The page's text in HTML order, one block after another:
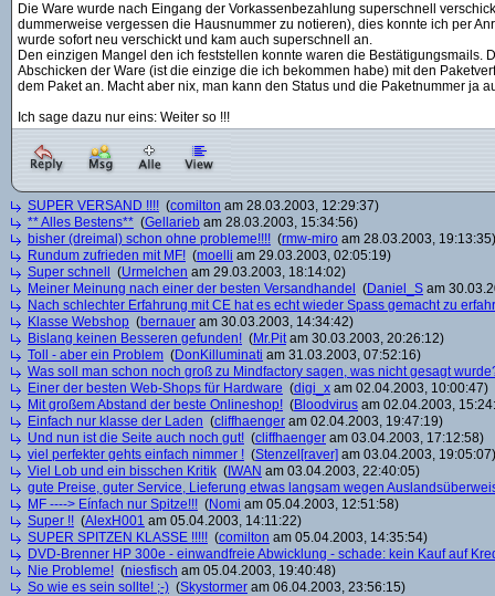
Die Ware wurde nach Eingang der Vorkassenbezahlung superschnell
dummerweise vergessen die Hausnummer zu notieren), dies konnte ich per
wurde sofort neu verschickt und kam auch superschnell an.
Den einzigen Mangel den ich feststellen konnte waren die Bestätigungsmails.
Abschicken der Ware (ist die einzige die ich bekommen habe) mit den
dem Paket an. Macht aber nix, man kann den Status und die Paketnummer ja
Ich sage dazu nur eins: Weiter so !!!
SUPER VERSAND !!!! (comilton am 28.03.2003, 12:29:37)
** Alles Bestens** (Gellarieb am 28.03.2003, 15:34:56)
bisher (dreimal) schon ohne probleme!!!! (rmw-miro am 28.03.2003, 19:13:35)
Rundum zufrieden mit MF! (moelli am 29.03.2003, 02:05:19)
Super schnell
(Urmelchen am 29.03.2003, 18:14:02)
Meiner Meinung nach einer der besten Versandhandel
(Daniel_S am
Nach schlechter Erfahrung mit CE hat es echt wieder Spass gemacht zu
Klasse Webshop (bernauer am 30.03.2003, 14:34:42)
Bislang keinen Besseren gefunden! (Mr.Pitam 30.03.2003, 20:26:12)
Toll - aber ein Problem (DonKilluminati am 31.03.2003, 07:52:16)
Was soll man schon noch groß zu Mindfactory sagen, was nicht gesagt
Einer der besten Web-Shops für Hardware (digi_x am 02.04.2003, 10:00:47)
Mit großem Abstand der beste Onlineshop! (Bloodvirus am 02.04.2003,
Einfach nur klasse der Laden (cliffhaenger am 02.04.2003, 19:47:19)
Und nun ist die Seite auch noch gut! (cliffhaenger am 03.04.2003, 17:12:58)
viel perfekter gehts einfach nimmer ! (Stenzel[raver] am 03.04.2003, 19:05:07)
Viel Lob und ein bisschen Kritik ( IWAN am 03.04.2003, 22:40:05)
gute Preise, guter Service, Lieferung etwas langsam wegen
MF ----> Eínfach nur Spitze!!! (Nomi am 05.04.2003, 12:51:58)
Super !! (AlexH001 am 05.04.2003, 14:11:22)
SUPER SPITZEN KLASSE !!!!! (comilton am 05.04.2003, 14:35:54)
DVD-Brenner HP 300e - einwandfreie Abwicklung - schade: kein Kauf auf
Nie Probleme! (niesfisch am 05.04.2003, 19:40:48)
So wie es sein sollte! ;-) (Skystormer am 06.04.2003, 23:56:15)